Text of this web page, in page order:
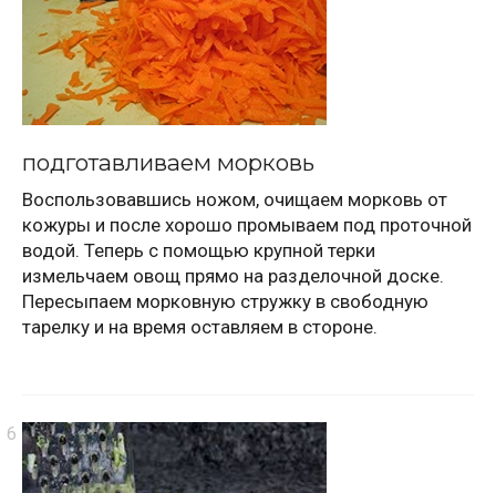
подготавливаем морковь
Воспользовавшись ножом, очищаем морковь от
кожуры и после хорошо промываем под проточной
водой. Теперь с помощью крупной терки
измельчаем овощ прямо на разделочной доске.
Пересыпаем морковную стружку в свободную
тарелку и на время оставляем в стороне.